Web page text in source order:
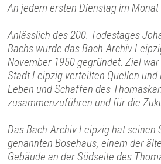
An jedem ersten Dienstag im
Anlässlich des 200. Todestages
Bachs wurde das Bach-Archiv
November 1950 gegründet. Ziel
Stadt Leipzig verteilten Quellen und
Leben und Schaffen des
zusammenzuführen und für die
Das Bach-Archiv Leipzig hat seinen
genannten Bosehaus, einem der
Gebäude an der Südseite des